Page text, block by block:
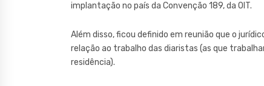
implantação no país da Convenção 189, da OIT.
Além disso, ficou definido em reunião que o
relação ao trabalho das diaristas (as que
residência).